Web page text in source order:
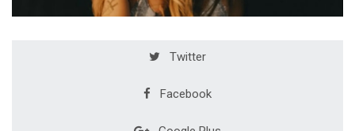
Twitter
Facebook